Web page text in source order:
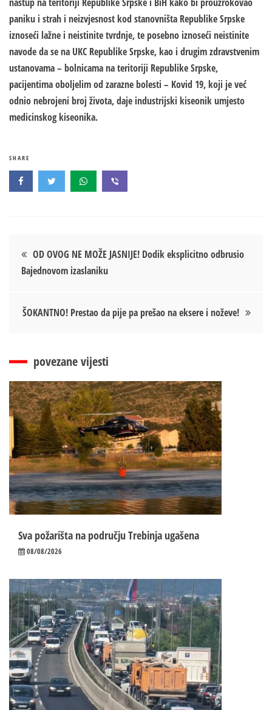
paniku i strah i neizvjesnost kod stanovništa Republike Srpske
iznoseći lažne i neistinite tvrdnje, te posebno iznoseći neistinite
navode da se na UKC Republike Srpske, kao i drugim zdravstvenim
ustanovama – bolnicama na teritoriji Republike Srpske,
pacijentima oboljelim od zarazne bolesti – Kovid 19, koji je već
odnio nebrojeni broj života, daje industrijski kiseonik umjesto
medicinskog kiseonika.
SHARE
Кретање
чланка
OD OVOG NE MOŽE JASNIJE! Dodik eksplicitno odbrusio
Bajednovom izaslaniku
ŠOKANTNO! Prestao da pije pa prešao na eksere i noževe!
povezane vijesti
Sva požarišta na području Trebinja ugašena
08/08/2026